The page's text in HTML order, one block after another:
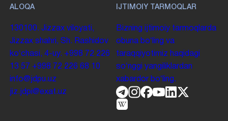
ALOQA
130100. Jizzax viloyati,
Jizzax shahri, Sh. Rashidov
koʻchasi, 4-uy. +998 72 226
13 57 +998 72 226 68 10
info@jdpu.uz
jiz.jdpi@exat.uz
IJTIMOIY TARMOQLAR
Bizning ijtimoiy tarmoqlarda
obuna boʻling va
taraqqiyotimiz haqidagi
soʻnggi yangiliklardan
xabardor boʻling.